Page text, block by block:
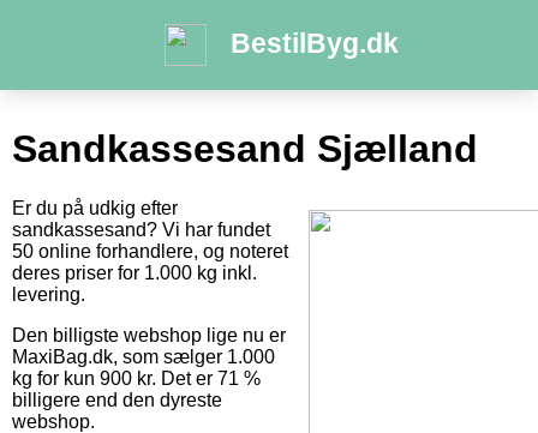
BestilByg.dk
Sandkassesand Sjælland
Er du på udkig efter
sandkassesand? Vi har fundet
50 online forhandlere, og noteret
deres priser for 1.000 kg inkl.
levering.
Den billigste webshop lige nu er
MaxiBag.dk, som sælger 1.000
kg for kun 900 kr. Det er 71 %
billigere end den dyreste
webshop.